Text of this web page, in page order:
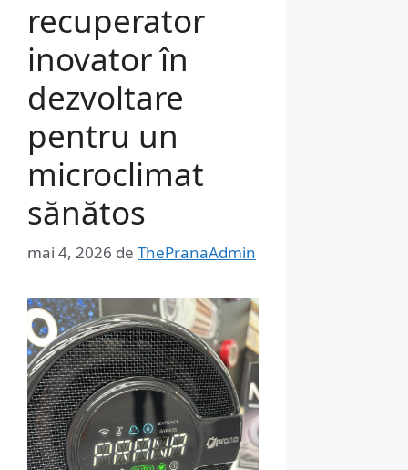
recuperator
inovator în
dezvoltare
pentru un
microclimat
sănătos
mai 4, 2026 de ThePranaAdmin